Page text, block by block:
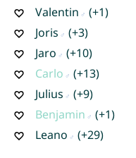
Valentin
(+1)
Joris
(+3)
Jaro
(+10)
Carlo
(+13)
Julius
(+9)
Benjamin
(+1)
Leano
(+29)